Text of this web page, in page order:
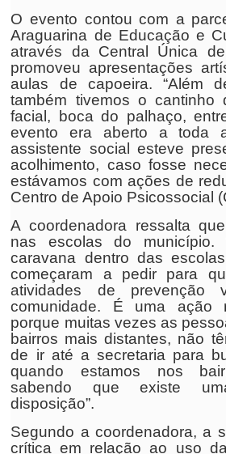
O evento contou com a
Araguarina de Educação e
através da Central Única
promoveu apresentações
aulas de capoeira. “Além
também tivemos o cantinho
facial, boca do palhaço,
evento era aberto a toda
assistente social esteve
acolhimento, caso fosse
estávamos com ações de
Centro de Apoio Psicossocial
A coordenadora ressalta
nas escolas do município.
caravana dentro das
começaram a pedir para
atividades de prevenção
comunidade. É uma ação
porque muitas vezes as
bairros mais distantes, não
de ir até a secretaria para
quando estamos nos
sabendo que existe
disposição”.
Segundo a coordenadora, a
crítica em relação ao uso